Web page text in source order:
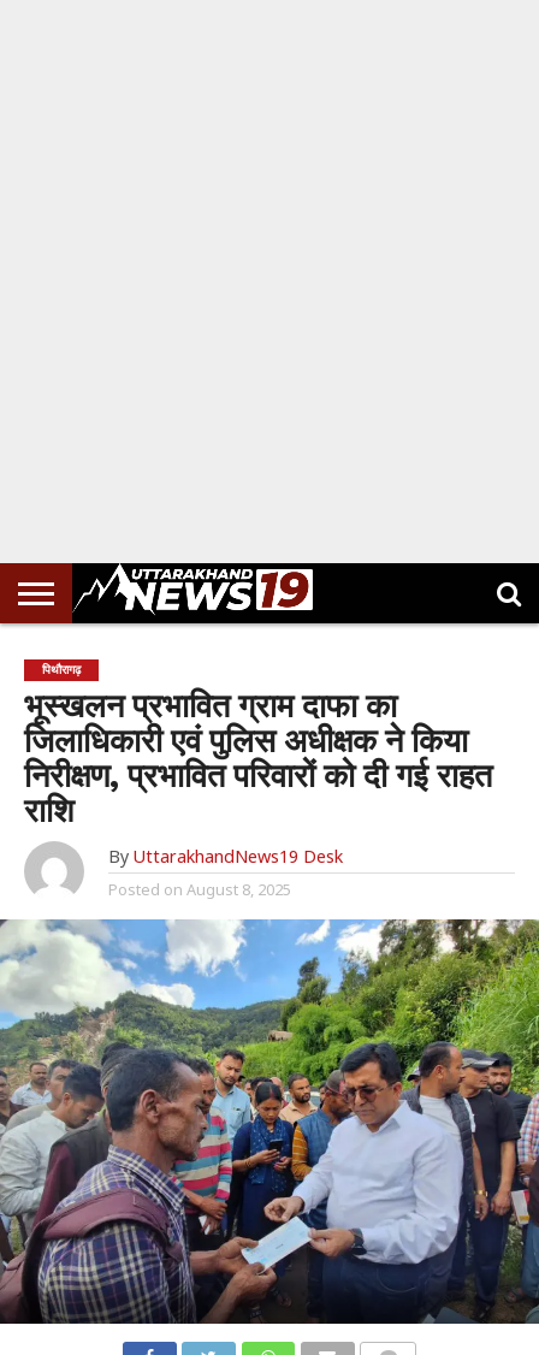
पिथौरागढ़
भूस्खलन प्रभावित ग्राम दाफा का
जिलाधिकारी एवं पुलिस अधीक्षक ने किया
निरीक्षण, प्रभावित परिवारों को दी गई राहत
राशि
By UttarakhandNews19 Desk
Posted on August 8, 2025